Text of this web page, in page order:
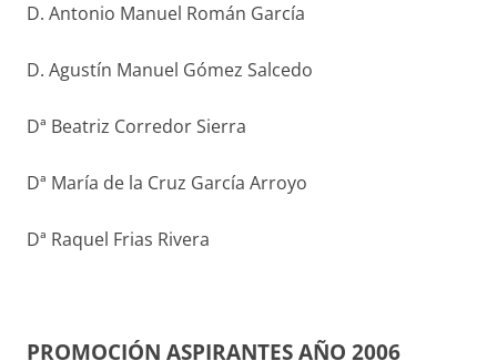
D. Antonio Manuel Román García
D. Agustín Manuel Gómez Salcedo
Dª Beatriz Corredor Sierra
Dª María de la Cruz García Arroyo
Dª Raquel Frias Rivera
PROMOCIÓN ASPIRANTES AÑO 2006